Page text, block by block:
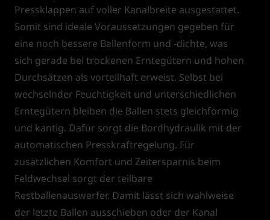
Pressklappen auf voller Kanalbreite ausgestattet.
Somit sind ideale Voraussetzungen gegeben für
eine noch bessere Ballenform und -dichte, was
sich gerade bei trockenen Erntegütern und hohen
Durchsätzen als vorteilhaft erweist. Selbst bei
wechselnder Feuchtigkeit und unterschiedlichen
Erntegütern bleiben die Ballen stets gleichförmig
und kantig. Dafür sorgt die Bordhydraulik mit der
automatischen Presskraftregelung. Für
zusätzlichen Komfort und Zeitersparnis beim
Feldwechsel sorgt der teilbare
Restballenauswerfer. Damit lässt sich wahlweise
der letzte Ballen ausschieben oder der Kanal